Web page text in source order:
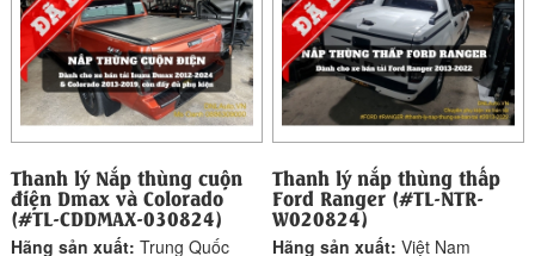
Thanh lý Nắp thùng cuộn
điện Dmax và Colorado
(#TL-CDDMAX-030824)
Hãng sản xuất:Trung Quốc
Thanh lý nắp thùng thấp
Ford Ranger (#TL-NTR-
W020824)
Hãng sản xuất:Việt Nam